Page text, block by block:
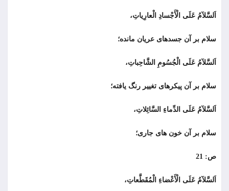
اَلسَّلآمُ عَلَى الْأَجْسادِ الْعارِياتِ،
سلام بر آن جسدهای عريان مانده؛
اَلسَّلآمُ عَلَى الْجُسُومِ الشَّاحِباتِ،
سلام بر آن پیکرهای تغییر رنگ یافته؛
اَلسَّلآمُ عَلَى الدِّماءِ السَّائِلاتِ،
سلام بر آن خون هاى جارى؛
ص: 21
اَلسَّلآمُ عَلَى الْأَعْضاءِ الْمُقَطَّعاتِ،